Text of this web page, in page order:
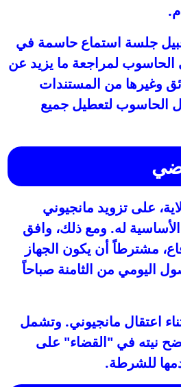
جلسة استماع حاسمة في
الحاسوب لمراجعة ما يزيد عن
وغيرها من المستندات
الحاسوب لتعطيل جميع
على تزويد مانجيوني
له. ومع ذلك، وافق
مشترطاً أن يكون الجهاز
اليومي من الثامنة صباحاً
اعتقال مانجيوني. وتشمل
نيته في "القضاء" على
للشرطة.